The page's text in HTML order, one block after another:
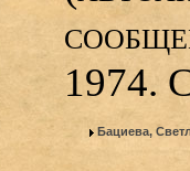
1974.
Бациева,